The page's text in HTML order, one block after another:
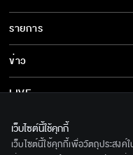
ละคร/ซีรีส์
ซีรีส์นานาชาติ
การ์ตูน & เกม
รายการ
รายการทั้งหมด
ข่าว
ข่าวทั้งหมด
ข่าวประชาสัมพันธ์
LIVE
เกี่ยวกับเรา
BEC World
เว็บไซต์นี้ใช้คุกกี้
เว็บไซต์นี้ใช้คุกกี้เพื่อวัตถุประสงค์